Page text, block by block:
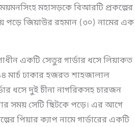
মহাসড়কে বিআরটি প্রকল্পের
পড়ে জিয়াউর রহমান (৩০) নামের এক
একটি সেতুর গার্ডার ধসে লিয়াকত
মার্চ ঢাকার হজরত শাহজালাল
ধসে দুই চীনা নাগরিকসহ চারজন
সময় সেটি ছিটকে পড়ে। এর আগে
পিয়ার ক্যাপ নামে গার্ডারের একটি